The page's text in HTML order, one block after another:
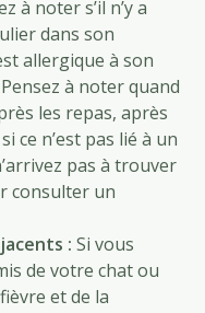
à noter s’il n’y a
dans son
allergique à son
à noter quand
les repas, après
ce n’est pas lié à un
pas à trouver
consulter un
: Si vous
de votre chat ou
et de la